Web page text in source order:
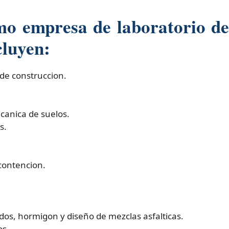
empresa de laboratorio
construccion.
de suelos.
hormigon y diseño de mezclas asfalticas.